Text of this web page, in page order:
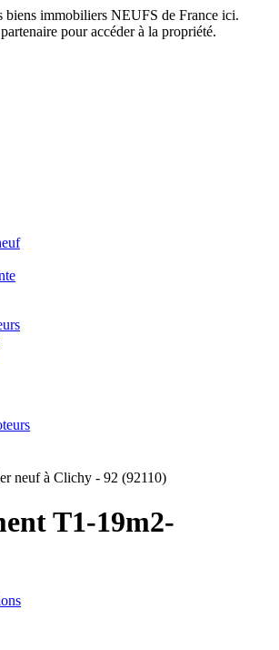
biens immobiliers NEUFS de France ici.
pour accéder à la propriété.
neuf à Clichy - 92 (92110)
T1-19m2-